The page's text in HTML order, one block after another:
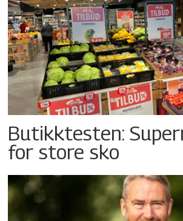
Butikktesten:
for store sko